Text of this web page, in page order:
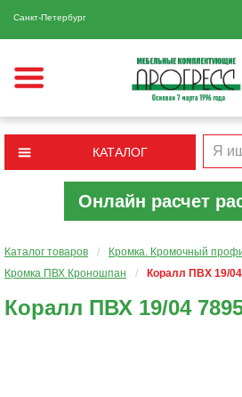
Санкт-Петербург
КАТАЛОГ
Онлайн расчет
Каталог товаров / Кромка. Кромочный
Кромка ПВХ Кроношпан
/ Коралл ПВХ 19/
Коралл ПВХ 19/04